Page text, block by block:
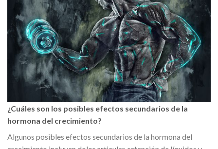
¿Cuáles son los posibles efectos secundarios de la
hormona del crecimiento?
Algunos posibles efectos secundarios de la hormona del